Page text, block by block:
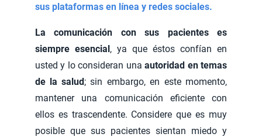
sus plataformas en línea y redes sociales.
La comunicación con sus pacientes es
siempre esencial, ya que éstos confían en
usted y lo consideran una autoridad en temas
de la salud; sin embargo, en este momento,
mantener una comunicación eficiente con
ellos es trascendente. Considere que es muy
posible que sus pacientes sientan miedo y